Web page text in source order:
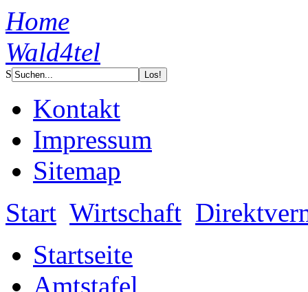
Home
Wald4tel
S
Kontakt
Impressum
Sitemap
Start Wirtschaft
Startseite
Amtstafel